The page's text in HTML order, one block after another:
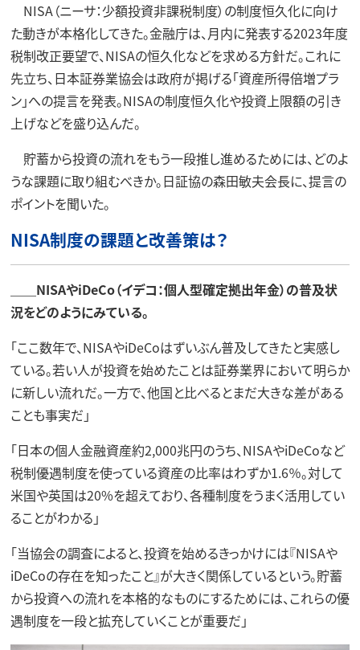
NISA（ニーサ：少額投資非課税制度）の制度恒久化に向け
た動きが本格化してきた。金融庁は、月内に発表する2023年度
税制改正要望で、NISAの恒久化などを求める方針だ。これに
先立ち、日本証券業協会は政府が掲げる「資産所得倍増プラ
ン」への提言を発表。NISAの制度恒久化や投資上限額の引き
上げなどを盛り込んだ。
貯蓄から投資の流れをもう一段推し進めるためには、どのよ
うな課題に取り組むべきか。日証協の森田敏夫会長に、提言の
ポイントを聞いた。
NISA制度の課題と改善策は？
＿＿NISAやiDeCo（イデコ：個人型確定拠出年金）の普及状
況をどのようにみている。
「ここ数年で、NISAやiDeCoはずいぶん普及してきたと実感し
ている。若い人が投資を始めたことは証券業界において明らか
に新しい流れだ。一方で、他国と比べるとまだ大きな差がある
ことも事実だ」
「日本の個人金融資産約2,000兆円のうち、NISAやiDeCoなど
税制優遇制度を使っている資産の比率はわずか1.6％。対して
米国や英国は20%を超えており、各種制度をうまく活用してい
ることがわかる」
「当協会の調査によると、投資を始めるきっかけには『NISAや
iDeCoの存在を知ったこと』が大きく関係しているという。貯蓄
から投資への流れを本格的なものにするためには、これらの優
遇制度を一段と拡充していくことが重要だ」